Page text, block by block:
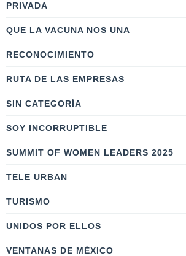
PRIVADA
QUE LA VACUNA NOS UNA
RECONOCIMIENTO
RUTA DE LAS EMPRESAS
SIN CATEGORÍA
SOY INCORRUPTIBLE
SUMMIT OF WOMEN LEADERS 2025
TELE URBAN
TURISMO
UNIDOS POR ELLOS
VENTANAS DE MÉXICO